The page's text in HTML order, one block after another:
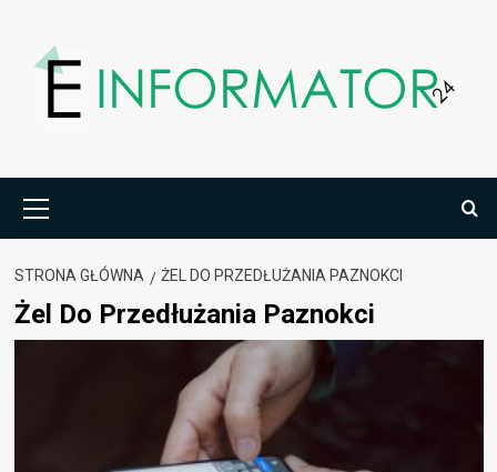
treści
główne
STRONA GŁÓWNA ŻEL DO PRZEDŁUŻANIA PAZNOKCI
Żel Do Przedłużania Paznokci